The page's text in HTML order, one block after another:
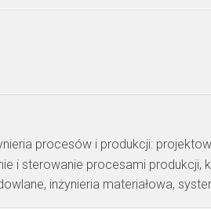
procesów i produkcji:
i sterowanie procesami produkcji,
inżynieria materiałowa,